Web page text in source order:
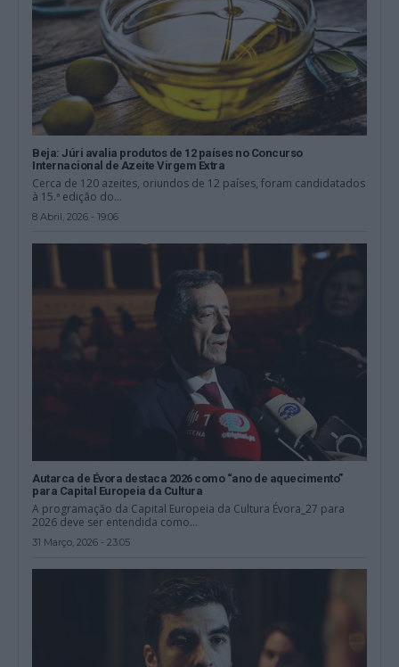
Beja: Júri avalia produtos de 12 países no Concurso
Internacional de Azeite Virgem Extra
Cerca de 120 azeites, oriundos de 12 países, foram candidatados
à 15.ª edição do...
8 Abril, 2026 - 19:06
Autarca de Évora destaca 2026 como “ano de aquecimento”
para Capital Europeia da Cultura
A programação da Capital Europeia da Cultura Évora_27 para
2026 deve ser entendida como...
31 Março, 2026 - 23:05